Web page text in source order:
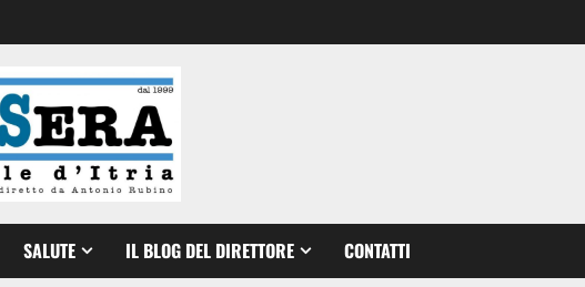
SALUTE IL BLOG DEL DIRETTORE CONTATTI